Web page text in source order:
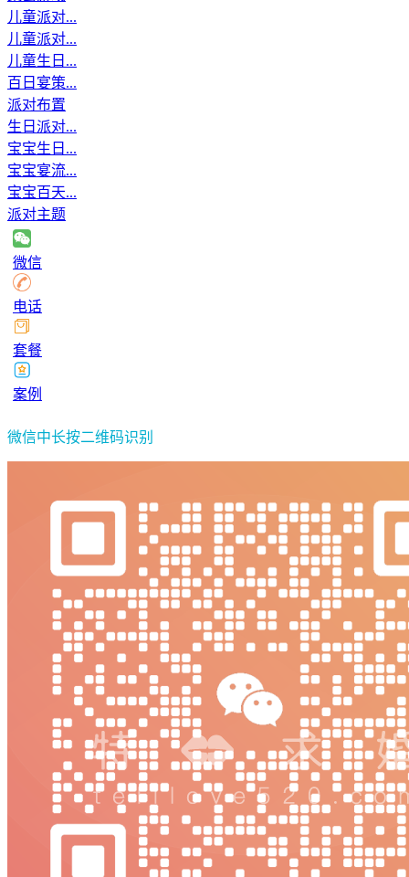
儿童派对...
儿童派对...
儿童生日...
百日宴策...
派对布置
生日派对...
宝宝生日...
宝宝宴流...
宝宝百天...
派对主题
微信
电话
套餐
案例
微信中长按二维码识别